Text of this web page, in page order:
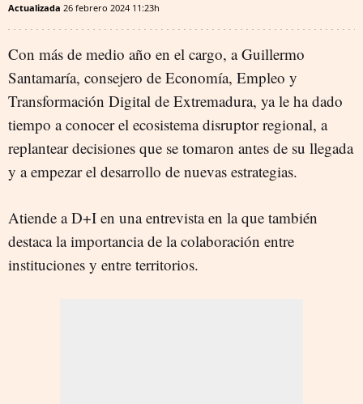
Actualizada 26 febrero 2024 11:23h
Con más de medio año en el cargo, a Guillermo
Santamaría, consejero de Economía, Empleo y
Transformación Digital de Extremadura, ya le ha dado
tiempo a conocer el ecosistema disruptor regional, a
replantear decisiones que se tomaron antes de su llegada
y a empezar el desarrollo de nuevas estrategias.
Atiende a D+I en una entrevista en la que también
destaca la importancia de la colaboración entre
instituciones y entre territorios.